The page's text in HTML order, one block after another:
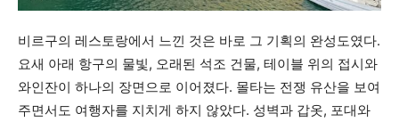
비르구의 레스토랑에서 느낀 것은 바로 그 기획의 완성도였다.
요새 아래 항구의 물빛, 오래된 석조 건물, 테이블 위의 접시와
와인잔이 하나의 장면으로 이어졌다. 몰타는 전쟁 유산을 보여
주면서도 여행자를 지치게 하지 않았다. 성벽과 갑옷, 포대와